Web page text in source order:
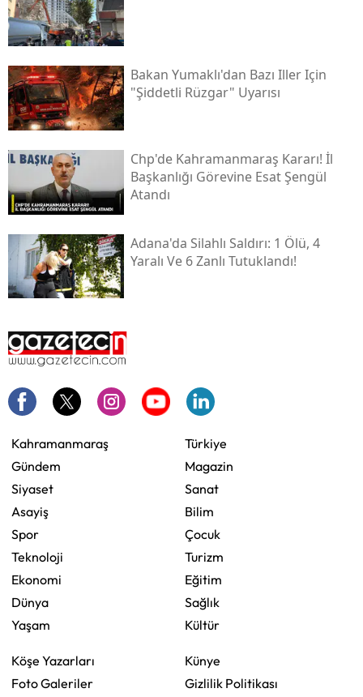
Bakan Yumaklı'dan Bazı Iller Için
"şiddetli Rüzgar" Uyarısı
Chp'de Kahramanmaraş Kararı! İl
Başkanlığı Görevine Esat Şengül
Atandı
Adana'da Silahlı Saldırı: 1 Ölü, 4
Yaralı Ve 6 Zanlı Tutuklandı!
Kahramanmaraş
Gündem
Siyaset
Asayiş
Spor
Teknoloji
Ekonomi
Dünya
Yaşam
Türkiye
Magazin
Sanat
Bilim
Çocuk
Turizm
Eğitim
Sağlık
Kültür
Köşe Yazarları
Foto Galeriler
Künye
Gizlilik Politikası